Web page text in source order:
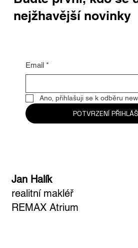
nejžhavější novinky
Email *
Ano, přihlašuji se k odběru
POTVRZENÍ
Jan Halík
realitní makléř
REMAX Atrium